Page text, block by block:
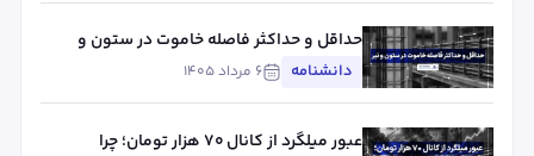
حداقل و حداکثر فاصله خاموت در ستون و
تیر
دانشنامه ۶ مرداد ۱۴۰۵
عبور میلگرد از کانال ۷۰ هزار تومان؛ چرا